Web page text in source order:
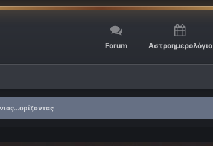
Forum Αστροημερολόγιο